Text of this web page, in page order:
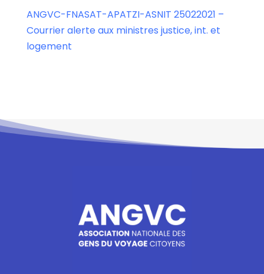
ANGVC-FNASAT-APATZI-ASNIT 25022021 –
Courrier alerte aux ministres justice, int. et
logement